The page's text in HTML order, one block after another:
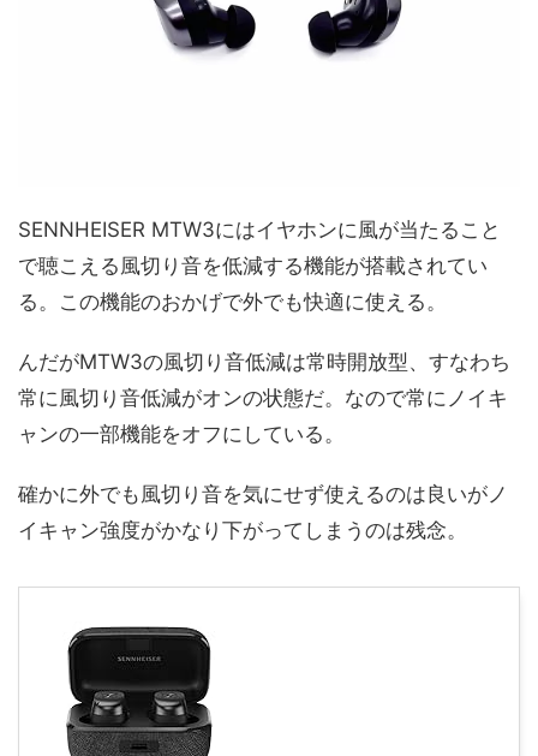
SENNHEISER MTW3にはイヤホンに風が当たること
で聴こえる風切り音を低減する機能が搭載されてい
る。この機能のおかげで外でも快適に使える。
んだがMTW3の風切り音低減は常時開放型、すなわち
常に風切り音低減がオンの状態だ。なので常にノイキ
ャンの一部機能をオフにしている。
確かに外でも風切り音を気にせず使えるのは良いがノ
イキャン強度がかなり下がってしまうのは残念。